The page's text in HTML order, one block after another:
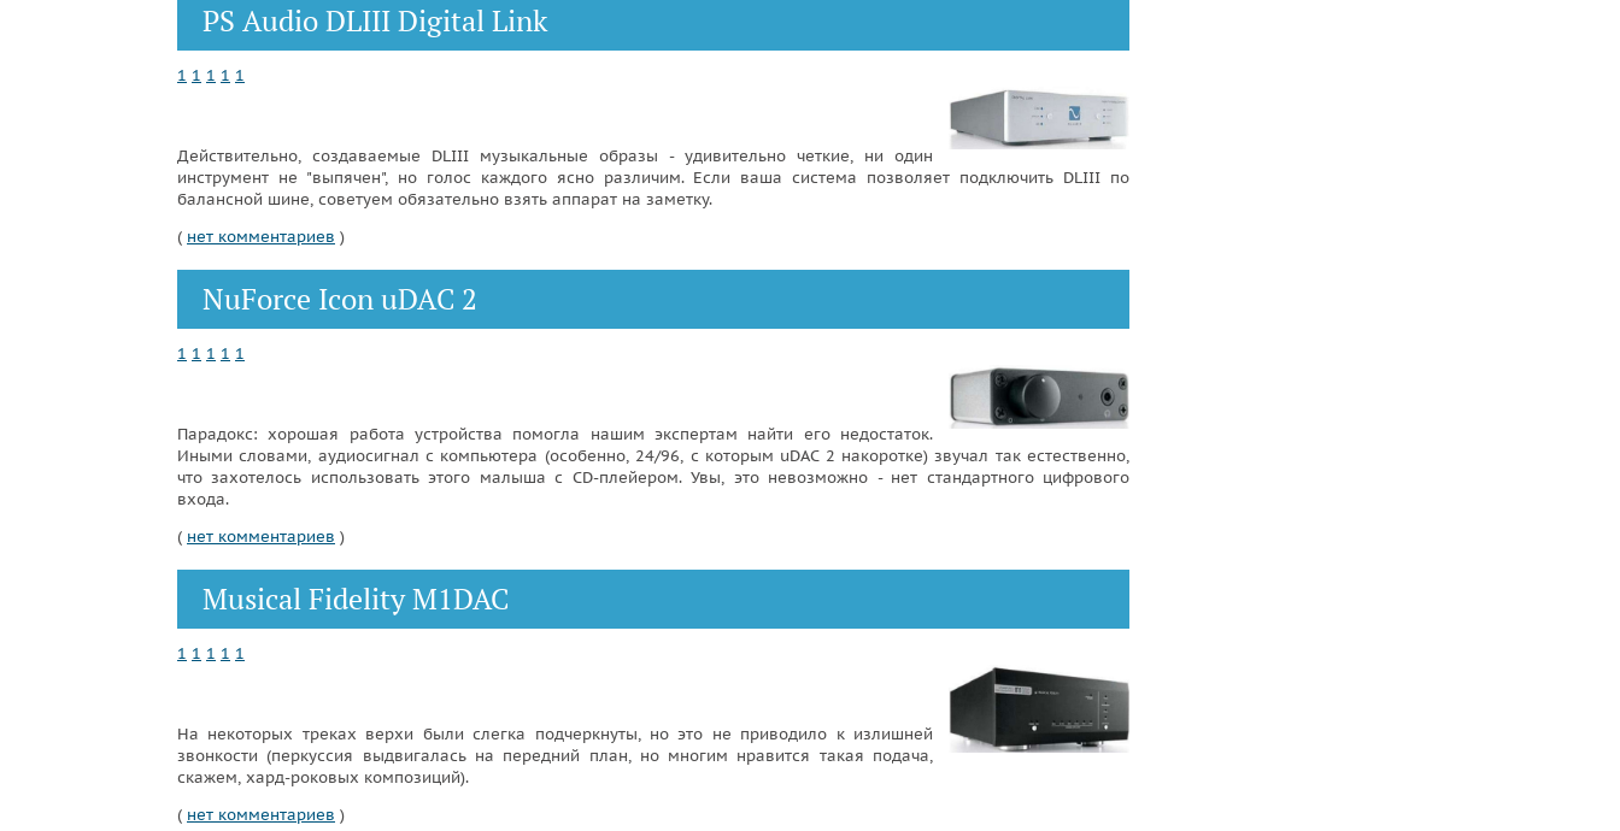
PS Audio DLIII Digital Link
1 1 1 1 1
Действительно, создаваемые DLIII музыкальные образы - удивительно четкие, ни один
инструмент не "выпячен", но голос каждого ясно различим. Если ваша система позволяет подключить DLIII по
балансной шине, советуем обязательно взять аппарат на заметку.
( нет комментариев )
NuForce Icon uDAС 2
1 1 1 1 1
Парадокс: хорошая работа устройства помогла нашим экспертам найти его недостаток.
Иными словами, аудиосигнал с компьютера (особенно, 24/96, с которым uDAC 2 накоротке) звучал так естественно,
что захотелось использовать этого малыша с CD-плейером. Увы, это невозможно - нет стандартного цифрового
входа.
( нет комментариев )
Musical Fidelity M1DAC
1 1 1 1 1
На некоторых треках верхи были слегка подчеркнуты, но это не приводило к излишней
звонкости (перкуссия выдвигалась на передний план, но многим нравится такая подача,
скажем, хард-роковых композиций).
( нет комментариев )